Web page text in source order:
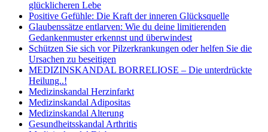
glücklicheren Lebe
Positive Gefühle: Die Kraft der inneren Glücksquelle
Glaubenssätze entlarven: Wie du deine limitierenden
Gedankenmuster erkennst und überwindest
Schützen Sie sich vor Pilzerkrankungen oder helfen Sie die
Ursachen zu beseitigen
MEDIZINSKANDAL BORRELIOSE – Die unterdrückte
Heilung..!
Medizinskandal Herzinfarkt
Medizinskandal Adipositas
Medizinskandal Alterung
Gesundheitsskandal Arthritis